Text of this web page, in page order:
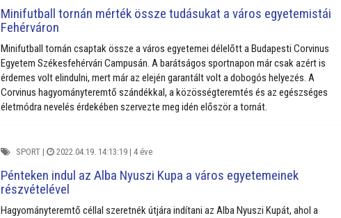
Minifutball tornán mérték össze tudásukat a város egyetemistái
Fehérváron
Minifutball tornán csaptak össze a város egyetemei délelőtt a Budapesti Corvinus
Egyetem Székesfehérvári Campusán. A barátságos sportnapon már csak azért is
érdemes volt elindulni, mert már az elején garantált volt a dobogós helyezés. A
Corvinus hagyományteremtő szándékkal, a közösségteremtés és az egészséges
életmódra nevelés érdekében szervezte meg idén először a tornát.
SPORT| 2022.04.19. 14:13:19 | 4 éve
Pénteken indul az Alba Nyuszi Kupa a város egyetemeinek
részvételével
Hagyományteremtő céllal szeretnék útjára indítani az Alba Nyuszi Kupát, ahol a